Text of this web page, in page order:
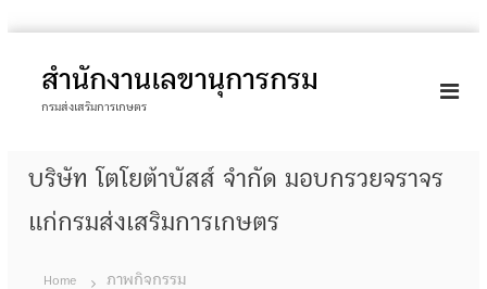
สำนักงานเลขานุการกรม
กรมส่งเสริมการเกษตร
บริษัท โตโยต้าบัสส์ จำกัด มอบกรวยจราจร
แก่กรมส่งเสริมการเกษตร
Home ภาพกิจกรรม